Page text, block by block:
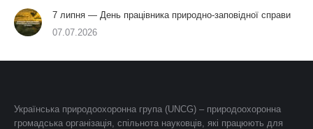
7 липня — День працівника природно-заповідної справи
07.07.2026
Українська природоохоронна група (UNCG) – природоохоронна
громадська організація, спільнота науковців, які працюють для